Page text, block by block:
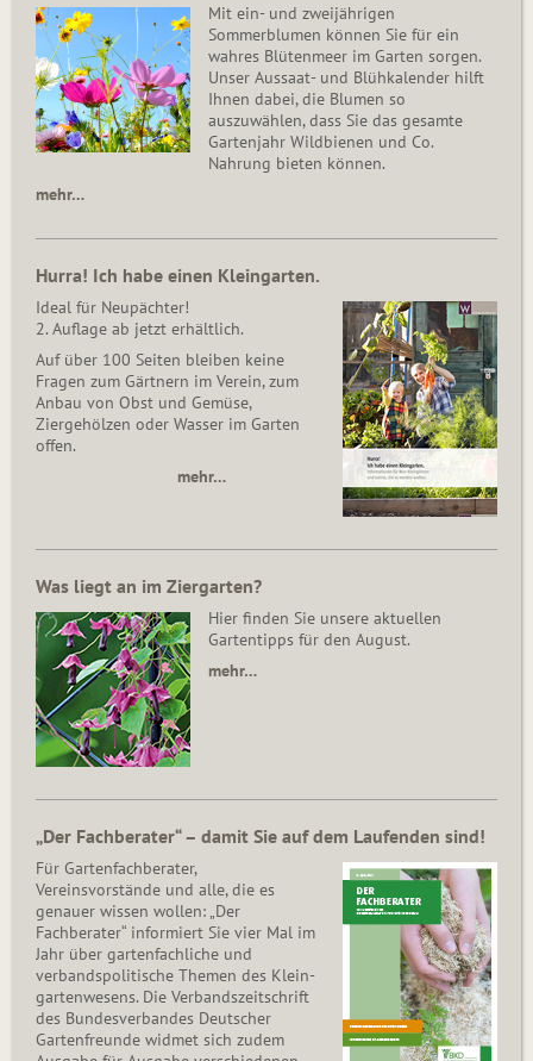
Mit ein- und zweijährigen
Sommerblumen können Sie für ein
wahres Blütenmeer im Garten sorgen.
Unser Aussaat- und Blühkalender hilft
Ihnen dabei, die Blumen so
auszuwählen, dass Sie das gesamte
Gartenjahr Wildbienen und Co.
Nahrung bieten können.
mehr…
Hurra! Ich habe einen Kleingarten.
Ideal für Neupächter!
2. Auflage ab jetzt erhältlich.
Auf über 100 Seiten bleiben keine
Fragen zum Gärtnern im Verein, zum
Anbau von Obst und Gemüse,
Ziergehölzen oder Wasser im Garten
offen.
mehr…
Was liegt an im Ziergarten?
Hier finden Sie unsere aktuellen
Gartentipps für den August.
mehr…
„Der Fachberater“ – damit Sie auf dem Laufenden sind!
Für Gartenfachberater,
Vereinsvorstände und alle, die es
genauer wissen wollen: „Der
Fachberater“ informiert Sie vier Mal im
Jahr über gartenfachliche und
verbandspolitische Themen des Klein­
gar­ten­wesens. Die Ver­bands­zeit­schrift
des Bun­des­ver­ban­des Deutscher
Gartenfreunde widmet sich zudem